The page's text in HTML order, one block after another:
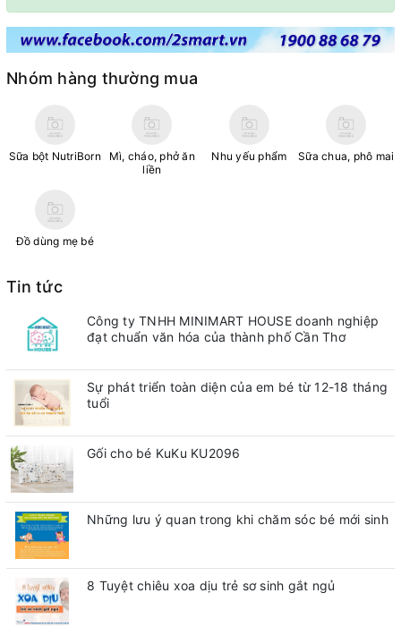
Nhóm hàng thường mua
Sữa bột NutriBorn
Mì, cháo, phở ăn
liền
Nhu yếu phẩm Sữa chua, phô mai
Đồ dùng mẹ bé
Tin tức
Công ty TNHH MINIMART HOUSE doanh nghiệp
đạt chuẩn văn hóa của thành phố Cần Thơ
Sự phát triển toàn diện của em bé từ 12-18 tháng
tuổi
Gối cho bé KuKu KU2096
Những lưu ý quan trong khi chăm sóc bé mới sinh
8 Tuyệt chiêu xoa dịu trẻ sơ sinh gắt ngủ